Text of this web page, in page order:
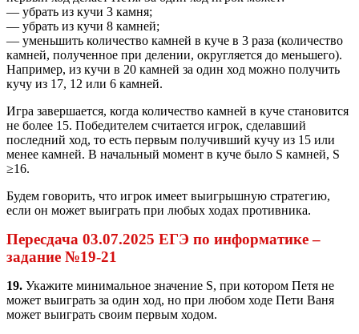
— убрать из кучи 3 камня;
— убрать из кучи 8 камней;
— уменьшить количество камней в куче в 3 раза (количество
камней, полученное при делении, округляется до меньшего).
Например, из кучи в 20 камней за один ход можно получить
кучу из 17, 12 или 6 камней.
Игра завершается, когда количество камней в куче становится
не более 15. Победителем считается игрок, сделавший
последний ход, то есть первым получивший кучу из 15 или
менее камней. В начальный момент в куче было S камней, S
≥16.
Будем говорить, что игрок имеет выигрышную стратегию,
если он может выиграть при любых ходах противника.
Пересдача 03.07.2025 ЕГЭ по информатике –
задание №19-21
19. Укажите минимальное значение S, при котором Петя не
может выиграть за один ход, но при любом ходе Пети Ваня
может выиграть своим первым ходом.